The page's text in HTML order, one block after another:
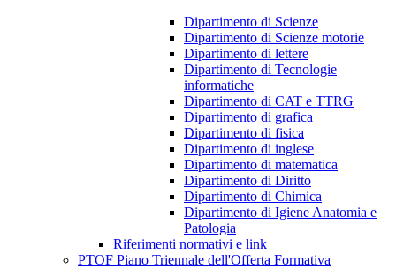
Dipartimento di Scienze
Dipartimento di Scienze motorie
Dipartimento di lettere
Dipartimento di Tecnologie
informatiche
Dipartimento di CAT e TTRG
Dipartimento di grafica
Dipartimento di fisica
Dipartimento di inglese
Dipartimento di matematica
Dipartimento di Diritto
Dipartimento di Chimica
Dipartimento di Igiene Anatomia e
Patologia
Riferimenti normativi e link
PTOF Piano Triennale dell'Offerta Formativa